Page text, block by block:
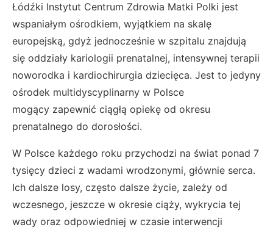
Łódźki Instytut Centrum Zdrowia Matki Polki jest
wspaniałym ośrodkiem, wyjątkiem na skalę
europejską, gdyż jednocześnie w szpitalu znajdują
się oddziały kariologii prenatalnej, intensywnej terapii
noworodka i kardiochirurgia dziecięca. Jest to jedyny
ośrodek multidyscyplinarny w Polsce
mogący zapewnić ciągłą opiekę od okresu
prenatalnego do dorosłości.
W Polsce każdego roku przychodzi na świat ponad 7
tysięcy dzieci z wadami wrodzonymi, głównie serca.
Ich dalsze losy, często dalsze życie, zależy od
wczesnego, jeszcze w okresie ciąży, wykrycia tej
wady oraz odpowiedniej w czasie interwencji